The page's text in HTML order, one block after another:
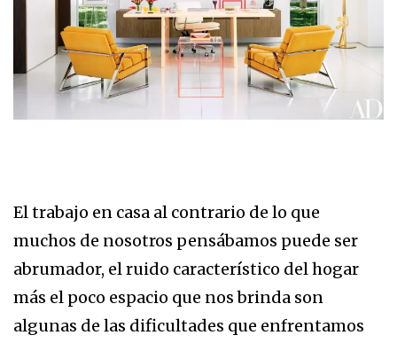
El trabajo en casa al contrario de lo que
muchos de nosotros pensábamos puede ser
abrumador, el ruido característico del hogar
más el poco espacio que nos brinda son
algunas de las dificultades que enfrentamos